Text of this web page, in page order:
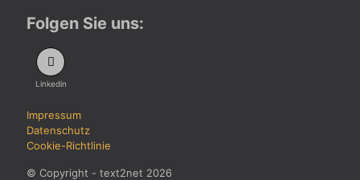
Folgen Sie uns:
Linkedin
Impressum
Datenschutz
Cookie-Richtlinie
© Copyright - text2net 2026